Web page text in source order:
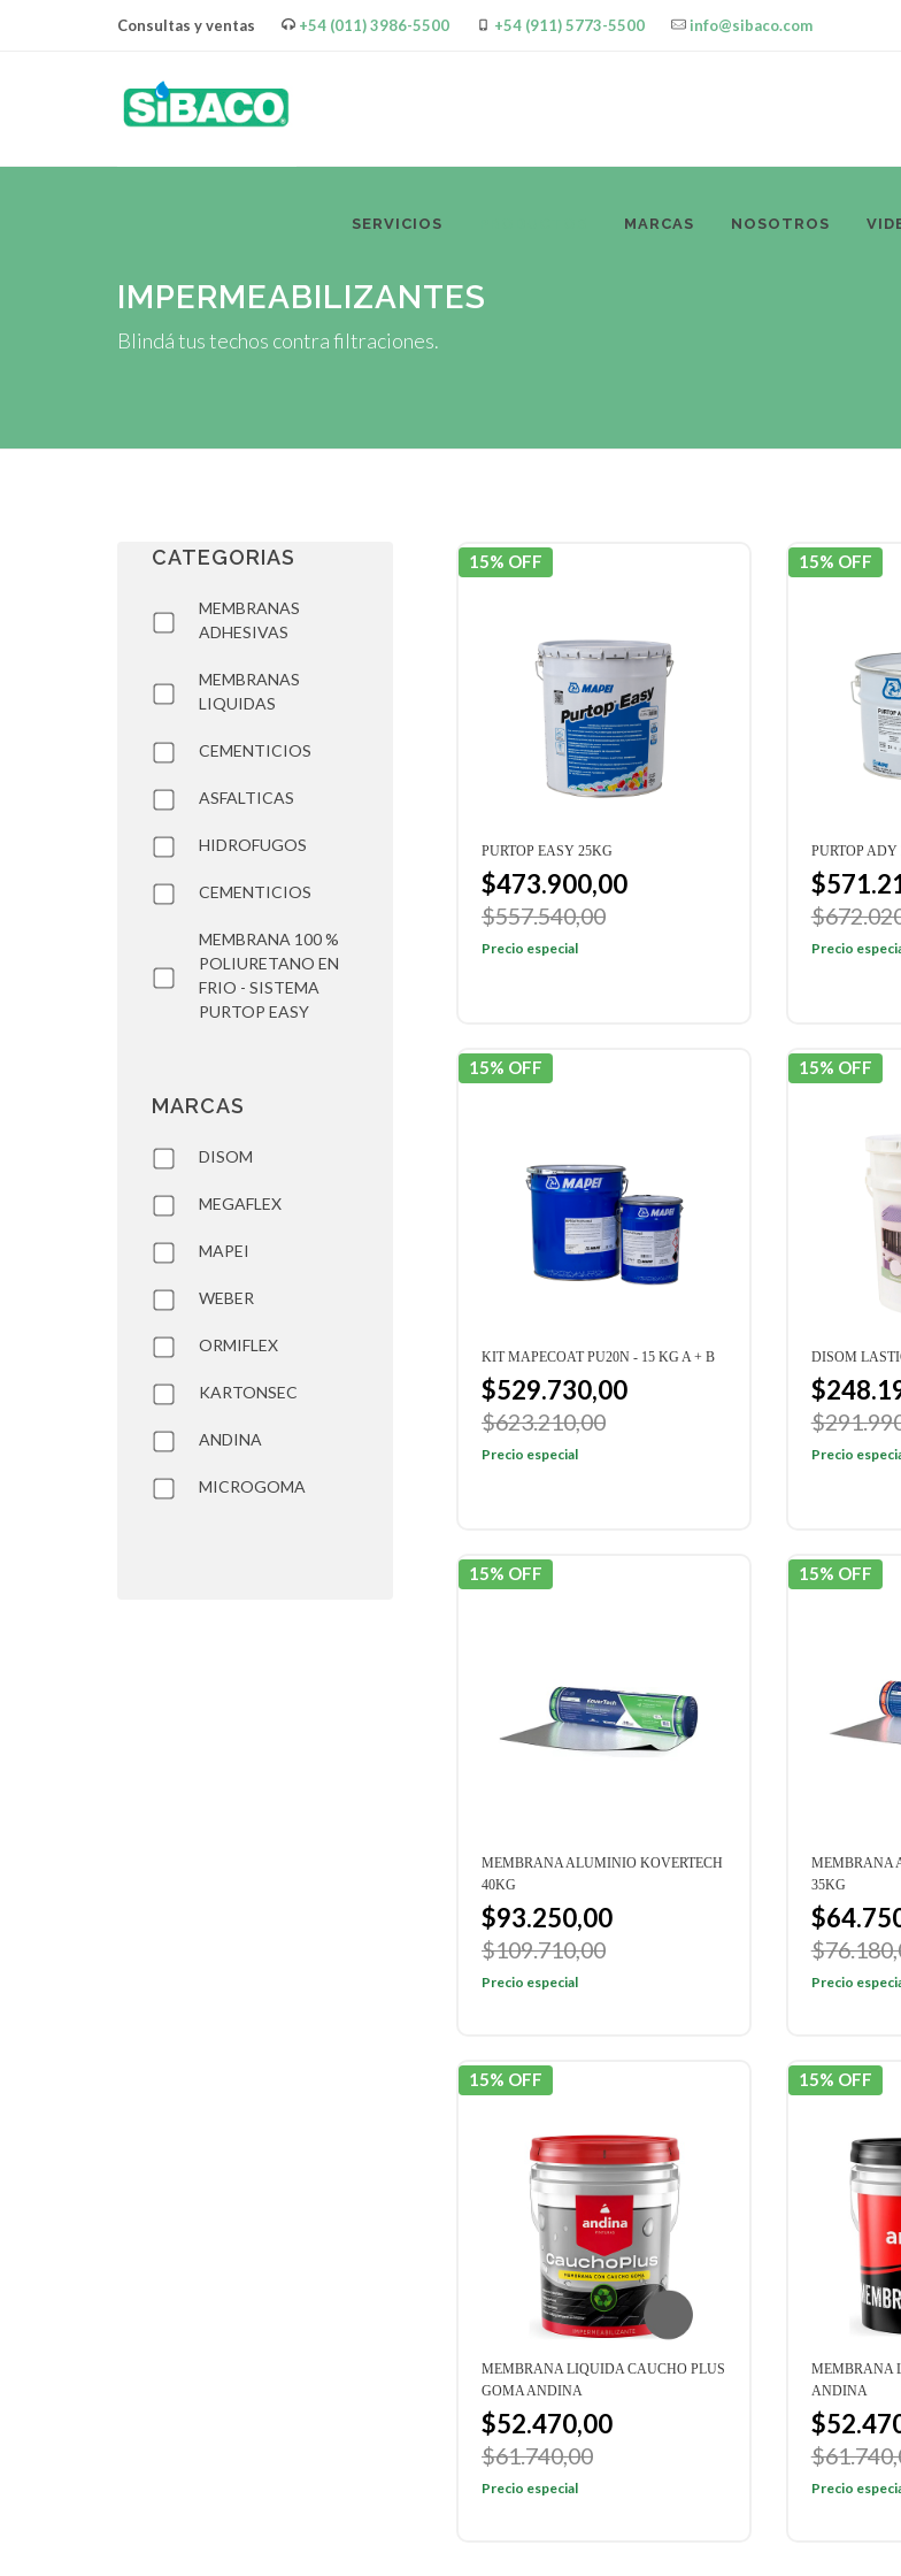
Consultas y ventas +54 (011) 3986-5500 +54 (911) 5773-5500 info@sibaco.com
SERVICIOS MARCAS NOSOTROS
IMPERMEABILIZANTES
Blindá tus techos contra filtraciones.
15% OFF
PURTOP EASY 25KG
$473.900,00
$557.540,00
Precio especial
15% OFF
PURTOP ADY
Precio
15% OFF
KIT MAPECOAT PU20N - 15 KG A + B
$529.730,00
$623.210,00
Precio especial
15% OFF
DISOM
Precio
15% OFF
MEMBRANA ALUMINIO KOVERTECH
40KG
$93.250,00
$109.710,00
Precio especial
15% OFF
MEMBRANA
35KG
Precio
15% OFF
MEMBRANA LIQUIDA CAUCHO PLUS
GOMA ANDINA
$52.470,00
$61.740,00
Precio especial
15% OFF
MEMBRANA
ANDINA
Precio
CATEGORIAS
MEMBRANAS
ADHESIVAS
MEMBRANAS
LIQUIDAS
CEMENTICIOS
ASFALTICAS
HIDROFUGOS
CEMENTICIOS
MEMBRANA 100 %
POLIURETANO EN
FRIO - SISTEMA
PURTOP EASY
MARCAS
DISOM
MEGAFLEX
MAPEI
WEBER
ORMIFLEX
KARTONSEC
ANDINA
MICROGOMA